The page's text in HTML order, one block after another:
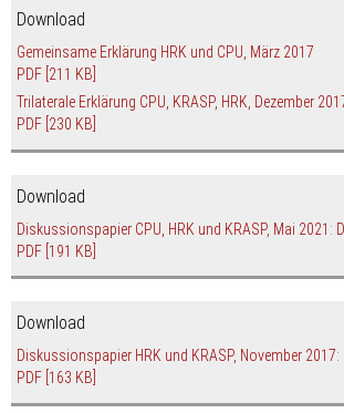
Download
Gemeinsame Erklärung HRK und CPU, März 2017
PDF [211 KB]
Trilaterale Erklärung CPU, KRASP, HRK, Dezember
PDF [230 KB]
Download
Diskussionspapier CPU, HRK und KRASP, Mai 2021:
PDF [191 KB]
Download
Diskussionspapier HRK und KRASP, November
PDF [163 KB]